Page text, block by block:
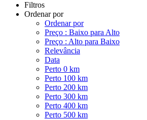
Filtros
Ordenar por
Ordenar por
Preço : Baixo para Alto
Preço : Alto para Baixo
Relevância
Data
Perto 0 km
Perto 100 km
Perto 200 km
Perto 300 km
Perto 400 km
Perto 500 km